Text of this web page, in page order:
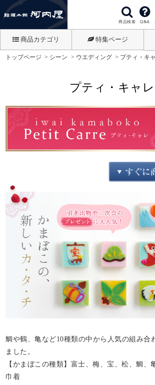
商品検索 Q&A
商品カテゴリ 特集ページ
トップページ シーン ウエディング プティ・キ
プティ・キャレ
鯛や鶴、亀など10種類の中から人気の組み合
ました。
【かまぼこの種類】富士、梅、宝、松、鯛、
巾着